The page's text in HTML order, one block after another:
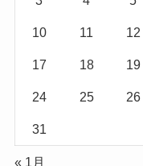
10 11 12
17 18 19
24 25 26
31
« 1月